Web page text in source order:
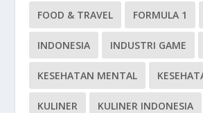
FOOD & TRAVEL FORMULA 1
INDONESIA INDUSTRI GAME
KESEHATAN MENTAL
KULINER KULINER INDONESIA